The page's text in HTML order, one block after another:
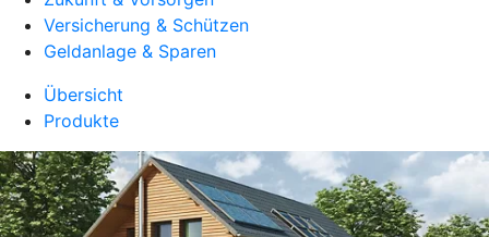
Versicherung & Schützen
Geldanlage & Sparen
Übersicht
Produkte